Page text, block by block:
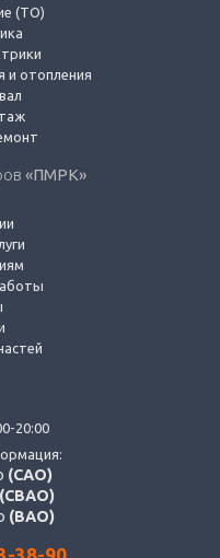
(ТО)
и отопления
«ПМРК»
20:00
(САО)
(СВАО)
(ВАО)